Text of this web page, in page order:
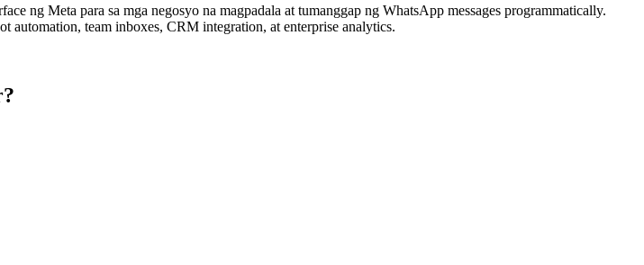
ng Meta para sa mga negosyo na magpadala at tumanggap ng WhatsApp messages programmatically.
automation, team inboxes, CRM integration, at enterprise analytics.